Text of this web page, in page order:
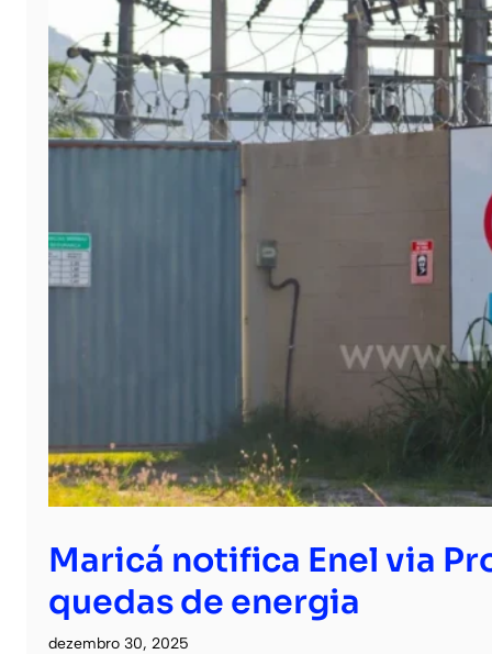
Maricá notifica Enel via
quedas de energia
dezembro 30, 2025